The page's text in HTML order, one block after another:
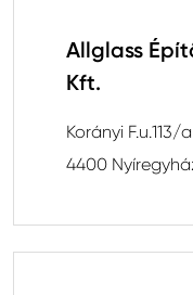
Allglass
Kft.
Korányi F.u.113/a
4400